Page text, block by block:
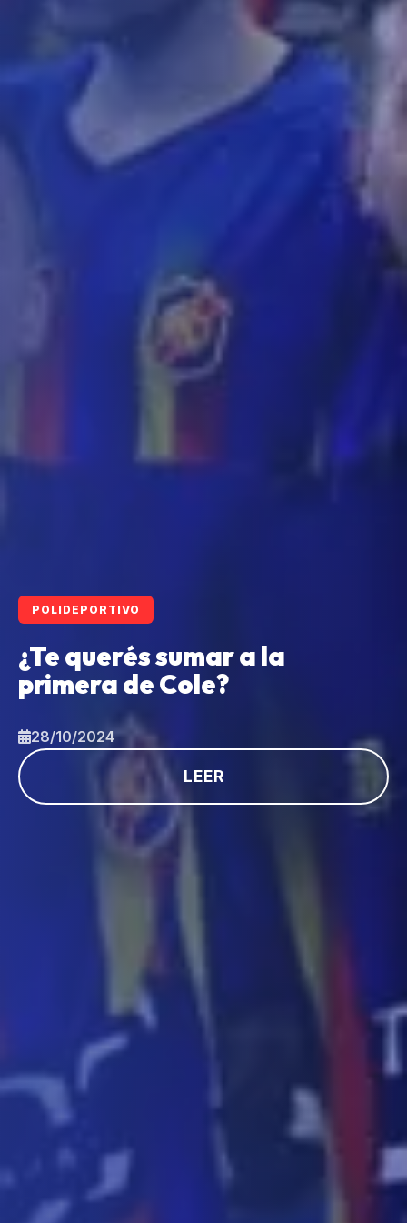
POLIDEPORTIVO
¿Te querés sumar a la
primera de Cole?
28/10/2024
LEER